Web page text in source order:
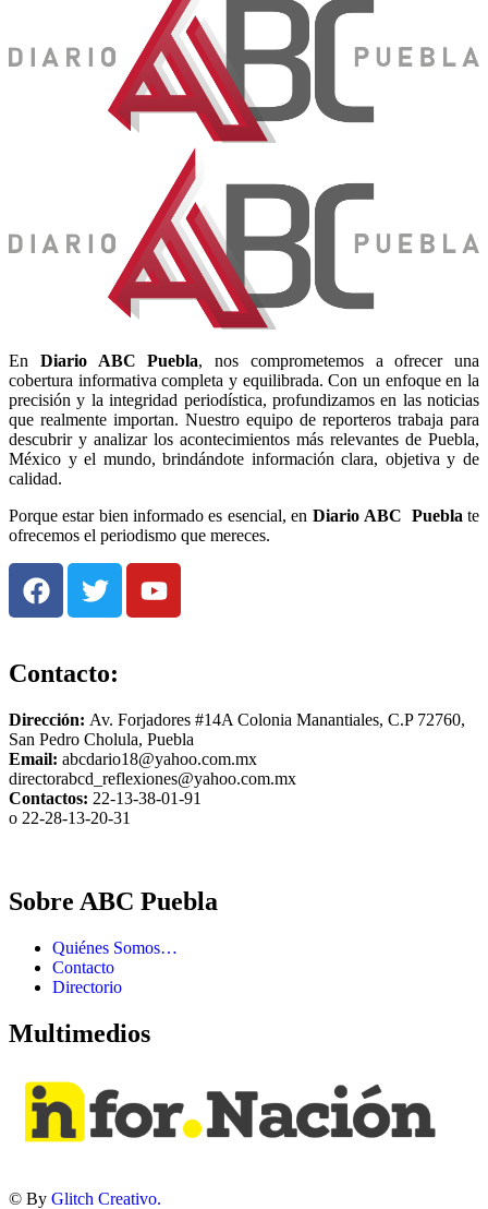
En Diario ABC Puebla, nos comprometemos a ofrecer una
cobertura informativa completa y equilibrada. Con un enfoque en la
precisión y la integridad periodística, profundizamos en las noticias
que realmente importan. Nuestro equipo de reporteros trabaja para
descubrir y analizar los acontecimientos más relevantes de Puebla,
México y el mundo, brindándote información clara, objetiva y de
calidad.
Porque estar bien informado es esencial, en Diario ABC Pueblate
ofrecemos el periodismo que mereces.
Contacto:
Dirección: Av. Forjadores #14A Colonia Manantiales, C.P 72760,
San Pedro Cholula, Puebla
Email: abcdario18@yahoo.com.mx
directorabcd_reflexiones@yahoo.com.mx
Contactos: 22-13-38-01-91
o 22-28-13-20-31
Sobre ABC Puebla
Quiénes Somos…
Contacto
Directorio
Multimedios
© By Glitch Creativo.